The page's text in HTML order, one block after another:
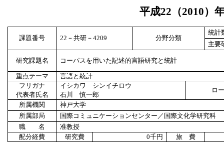
平成22 （2010）
課題番号 22 －共研－4209 分野分類
統計
主要
研究課題名 コーパスを用いた記述的言語研究と統計
重点テーマ
言語と統計
フリガナ
代表者氏名
イシカワ シンイチロウ
石川 慎一郎
ロ
所属機関
神戸大学
所属部局
国際コミュニケーションセンター／国際文化学研究科
職 名
准教授
配分経費
研究費 0千円 旅 費